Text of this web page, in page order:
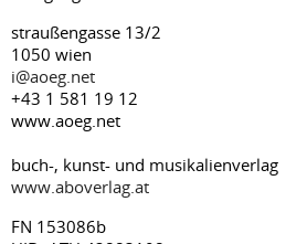
straußengasse 13/2
1050 wien
i@aoeg.net
+43 1 581 19 12
www.aoeg.net
buch-, kunst- und musikalienverlag
www.aboverlag.at
FN 153086b